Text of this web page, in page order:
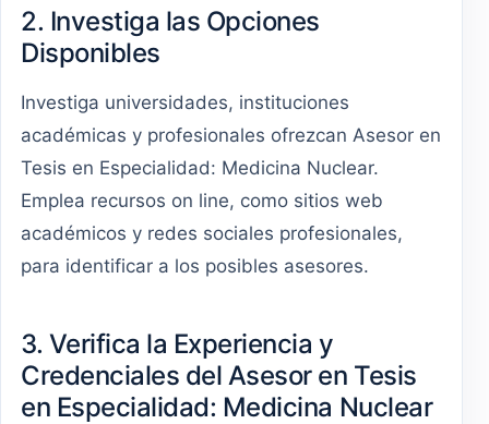
2. Investiga las Opciones
Disponibles
Investiga universidades, instituciones
académicas y profesionales ofrezcan Asesor en
Tesis en Especialidad: Medicina Nuclear.
Emplea recursos on line, como sitios web
académicos y redes sociales profesionales,
para identificar a los posibles asesores.
3. Verifica la Experiencia y
Credenciales del Asesor en Tesis
en Especialidad: Medicina Nuclear